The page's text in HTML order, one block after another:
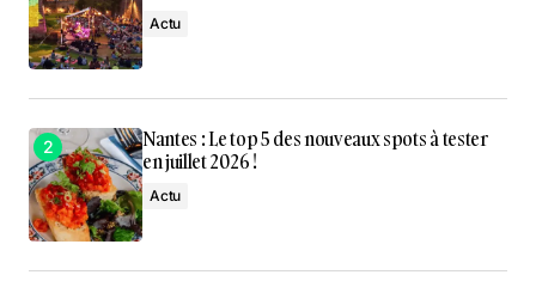
Actu
Nantes : Le top 5 des nouveaux spots à tester
en juillet 2026 !
Actu